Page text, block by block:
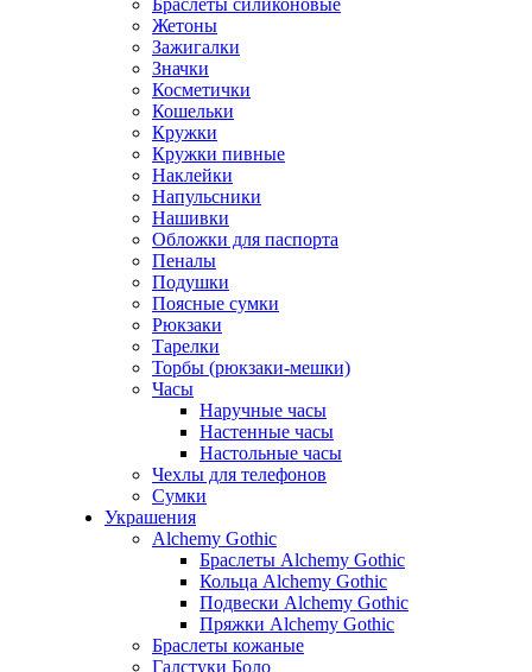
Жетоны
Зажигалки
Значки
Косметички
Кошельки
Кружки
Кружки пивные
Наклейки
Напульсники
Нашивки
Обложки для паспорта
Пеналы
Подушки
Поясные сумки
Рюкзаки
Тарелки
Торбы (рюкзаки-мешки)
Часы
Наручные часы
Настенные часы
Настольные часы
Чехлы для телефонов
Сумки
Украшения
Alchemy Gothic
Браслеты Alchemy Gothic
Кольца Alchemy Gothic
Подвески Alchemy Gothic
Пряжки Alchemy Gothic
Браслеты кожаные
Галстуки Боло